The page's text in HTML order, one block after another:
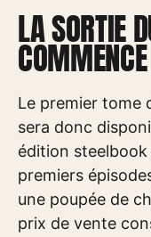
LA SORTIE
Le premier tome
sera donc
édition steelbook
premiers
une poupée de
prix de vente